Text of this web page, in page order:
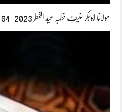
مولانا ابوبکر حنیف خطبہ عید الفطر 2023-04-22